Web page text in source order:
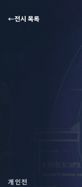
←전시 목록
개인전